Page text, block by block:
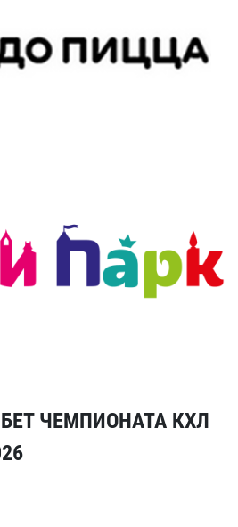
ЧЕМПИОНАТА КХЛ